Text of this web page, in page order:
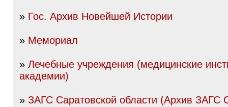
» Гос. Архив Новейшей Истории
» Мемориал
» Лечебные учреждения (медицинские
академии)
» ЗАГС Саратовской области (Архив ЗАГС